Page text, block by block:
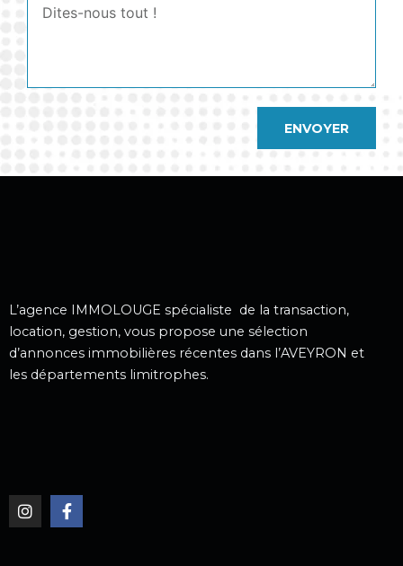
ENVOYER
L’agence IMMOLOUGE spécialiste de la transaction,
location, gestion, vous propose une sélection
d’annonces immobilières récentes dans l’AVEYRON et
les départements limitrophes.